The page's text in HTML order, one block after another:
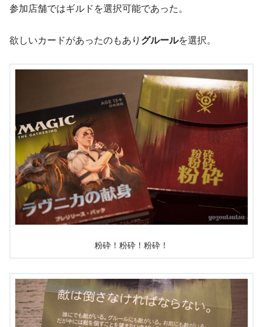
参加店舗ではギルドを選択可能であった。
欲しいカードがあったのもあり グルールを選択。
粉砕！粉砕！粉砕！